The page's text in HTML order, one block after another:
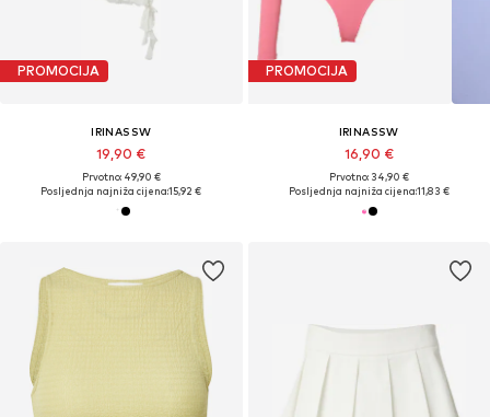
PROMOCIJA
IRINASSW
19,90 €
Prvotno: 49,90 €
Posljednja najniža cijena:15,92 €
PROMOCIJA
IRINASSW
16,90 €
Prvotno: 34,90 €
Posljednja najniža cijena:11,83 €